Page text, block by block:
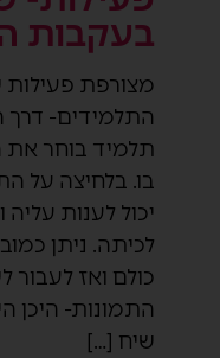
בעקבות
מצורפת פעילות
התלמידים- דרך
תלמיד בוחר את
בו. בלחיצה על
יכול לענות
לכיתה. ניתן
כולם ואז
התמונות- היכן
שיח […]